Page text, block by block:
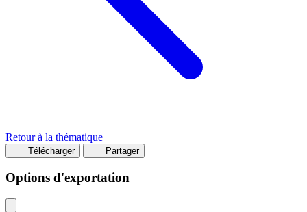
Retour à la thématique
Télécharger Partager
Options d'exportation